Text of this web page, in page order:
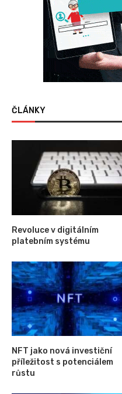
ČLÁNKY
Revoluce v digitálním
platebním systému
NFT jako nová investiční
příležitost s potenciálem
růstu